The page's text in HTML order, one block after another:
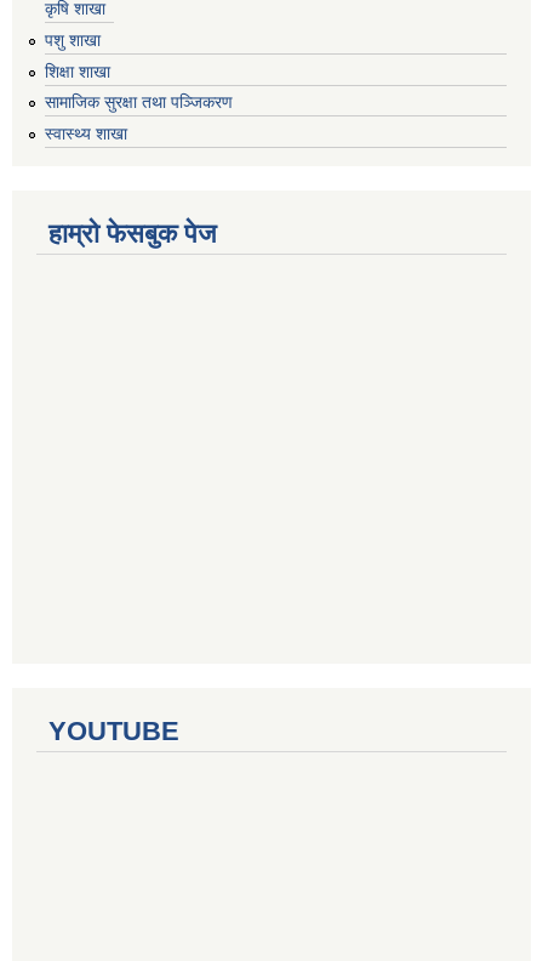
कृषि शाखा
पशु शाखा
शिक्षा शाखा
सामाजिक सुरक्षा तथा पञ्जिकरण
स्वास्थ्य शाखा
हाम्रो फेसबुक पेज
YOUTUBE